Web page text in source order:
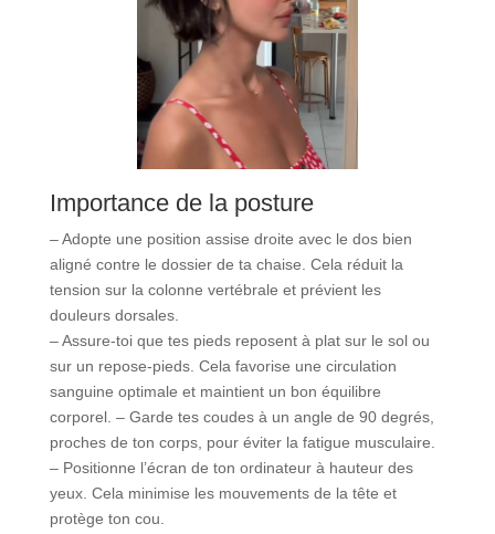
Importance de la posture
– Adopte une position assise droite avec le dos bien
aligné contre le dossier de ta chaise. Cela réduit la
tension sur la colonne vertébrale et prévient les
douleurs dorsales.
– Assure-toi que tes pieds reposent à plat sur le sol ou
sur un repose-pieds. Cela favorise une circulation
sanguine optimale et maintient un bon équilibre
corporel. – Garde tes coudes à un angle de 90 degrés,
proches de ton corps, pour éviter la fatigue musculaire.
– Positionne l’écran de ton ordinateur à hauteur des
yeux. Cela minimise les mouvements de la tête et
protège ton cou.